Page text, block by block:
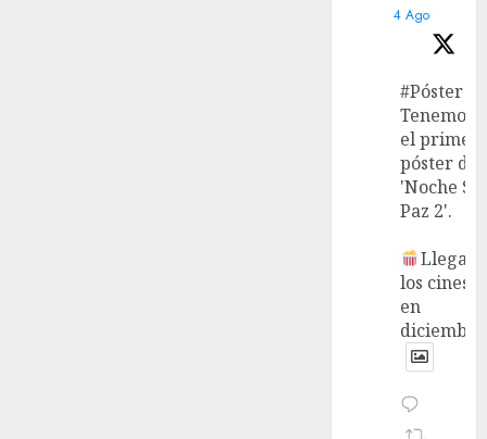
4 Ago
#Póster
Tenemos
el primer
póster de
'Noche
Paz 2'.
Llega a
los cines
en